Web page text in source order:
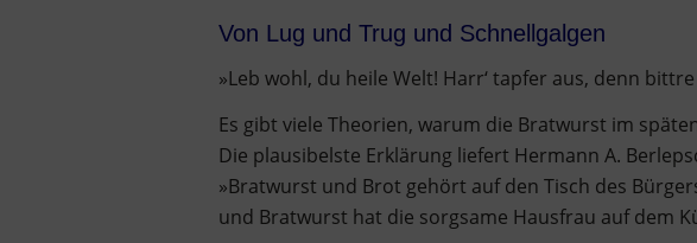
Von Lug und Trug und Schnellgalgen
»Leb wohl, du heile Welt! Harr‘ tapfer aus, denn
Es gibt viele Theorien, warum die Bratwurst im
Die plausibelste Erklärung liefert Hermann A.
»Bratwurst und Brot gehört auf den Tisch des
und Bratwurst hat die sorgsame Hausfrau auf dem